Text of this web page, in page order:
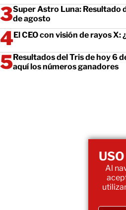
Super Astro Luna: Resultado
de agosto
El CEO con visión de rayos X:
Resultados del Tris de hoy 6
aquí los números ganadores
Al